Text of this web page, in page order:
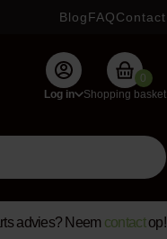
BlogFAQContact
Log in
0
Shopping basket
advies? Neem contactop!